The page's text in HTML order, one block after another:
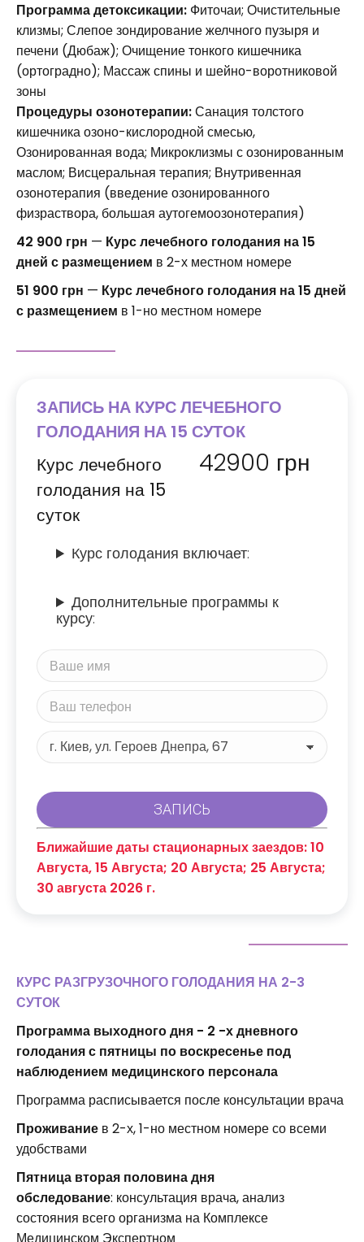
Программа детоксикации: Фиточаи; Очистительные
клизмы; Слепое зондирование желчного пузыря и
печени (Дюбаж); Очищение тонкого кишечника
(ортоградно); Массаж спины и шейно-воротниковой
зоны
Процедуры озонотерапии:Санация толстого
кишечника озоно-кислородной смесью,
Озонированная вода; Микроклизмы с озонированным
маслом; Висцеральная терапия; Внутривенная
озонотерапия (введение озонированного
физраствора, большая аутогемоозонотерапия)
42 900 грн — Курс лечебного голодания на 15
дней с размещением в 2-х местном номере
51 900 грн — Курс лечебного голодания на 15 дней
с размещением в 1-но местном номере
ЗАПИСЬ НА КУРС ЛЕЧЕБНОГО
ГОЛОДАНИЯ НА 15 СУТОК
Курс лечебного
голодания на 15
суток
42900 грн
Курс голодания включает:
Дополнительные программы к
курсу:
Ближайшие даты стационарных заездов: 10
Августа, 15 Августа; 20 Августа; 25 Августа;
30 августа 2026 г.
КУРС РАЗГРУЗОЧНОГО ГОЛОДАНИЯ НА 2-3
СУТОК
Программа выходного дня - 2 -х дневного
голодания с пятницы по воскресенье под
наблюдением медицинского персонала
Программа расписывается после консультации врача
Проживание в 2-х, 1-но местном номере со всеми
удобствами
Пятница вторая половина дня
обследование: консультация врача, анализ
состояния всего организма на Комплексе